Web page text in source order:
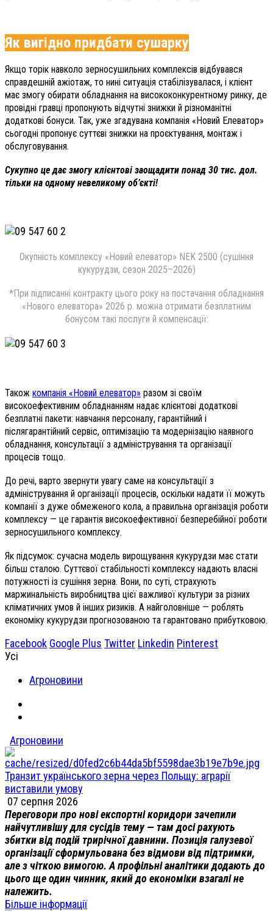
Як вигідно придбати сушарку
Якщо торік навколо зерносушильних комплексів відбувався
справдешній ажіотаж, то нині ситуація стабілізувалася, і клієнт
має змогу обирати обладнання на висококонкурентному ринку, де
провідні гравці пропонують відчутні знижки й різноманітні
додаткові бонуси. Так, уже згадувана компанія «Новий Елеватор»
сьогодні пропонує суттєві знижки на проєктування, монтаж і
обслуговування.
Сукупно це дає змогу клієнтові заощадити понад 30 тис. дол.
тільки на одному невеликому об’єкті!
Окупність комплексу «Новий елеватор» NEK 2500 (сушіння
кукурудзи, сезон 2025–2026)
*При підписанні контракту цього року на постачання обладнання
«Нового елеватора» 2026 р. можна отримати безплатним
бонусом такі послуги й компенсації:
Також компанія «Новий елеватор» разом зі своїм
високоефективним обладнанням надає клієнтові додаткові
безплатні пакети: навчання персоналу, гарантійний і
післягарантійний сервіс, оптимізацію та модернізацію наявного
обладнання, консультації з адміністрування та організації
процесів тощо.
До речі, варто звернути увагу саме на консультації з
адміністрування й організації процесів, оскільки надати її можуть
компанії з дуже обмеженого кола, а правильна організація роботи
комплексу — це гарантія високоефективної безперебійної роботи
зерносушильного комплексу.
Як підсумок: сучасна модель вирощування кукурудзи має стати
більш сталою. Суттєвої стабільності комплексу надають власні
потужності із сушіння зерна. Вони, по суті, страхують
маржинальність виробництва цієї важливої культури за різних
кліматичних умов й інших ризиків. А найголовніше — роблять
економіку кукурудзи прогнозованою та гарантовано прибутковою.
Facebook Google Plus Twitter Linkedin Pinterest
Усі
Агроновини
Агроновини
Транзит українського зерна через Польщу: аграрії
виставили умову
07 серпня 2026
Переговори про нові експортні коридори зачепили
найчутливішу для сусідів тему — там досі рахують
збитки від подій трирічної давнини. Позиція галузевої
організації сформульована без відмови від підтримки,
але з чіткою вимогою. А профільні аналітики додають до
цього ще один чинник, який до економіки взагалі не
належить.
Більше інформації